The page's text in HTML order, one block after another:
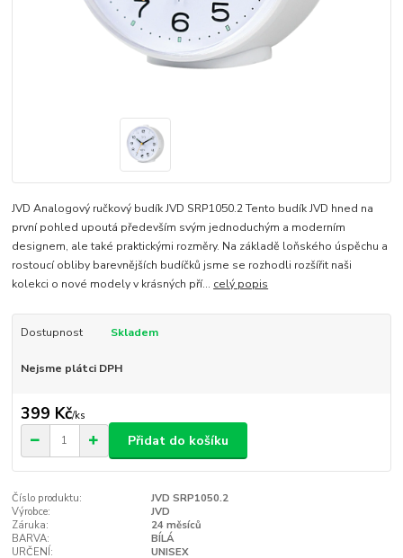
JVD Analogový ručkový budík JVD SRP1050.2 Tento budík JVD hned na
první pohled upoutá především svým jednoduchým a moderním
designem, ale také praktickými rozměry. Na základě loňského úspěchu a
rostoucí obliby barevnějších budíčků jsme se rozhodli rozšířit naši
kolekci o nové modely v krásných pří... celý popis
Dostupnost Skladem
Nejsme plátci DPH
399 Kč/ks
Přidat do košíku
Číslo produktu:
JVD SRP1050.2
Výrobce:
JVD
Záruka:
24 měsíců
BARVA:
BÍLÁ
URČENÍ:
UNISEX